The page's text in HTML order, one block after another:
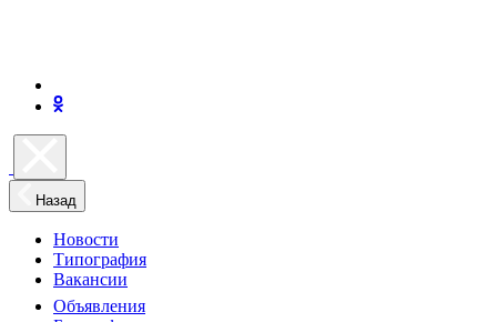
Назад
Новости
Типография
Вакансии
Объявления